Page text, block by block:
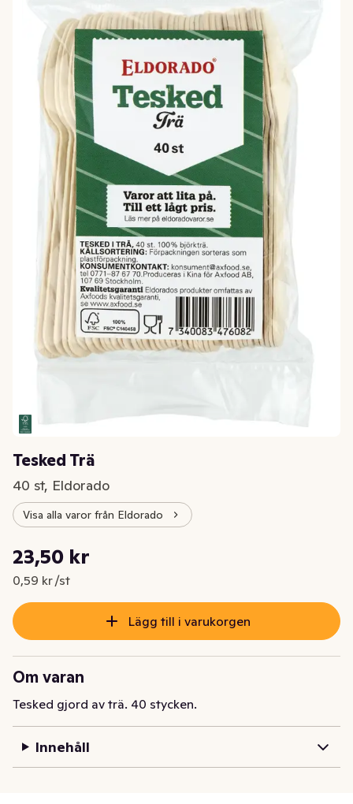
Tesked Trä
40 st, Eldorado
Visa alla varor från Eldorado
Nuvarande pris är: 23,50 kr
23,50 kr
0,59 kr /st
Styckpris: 0,59 kr /st
Lägg till i varukorgen
Om varan
Tesked gjord av trä. 40 stycken.
Innehåll